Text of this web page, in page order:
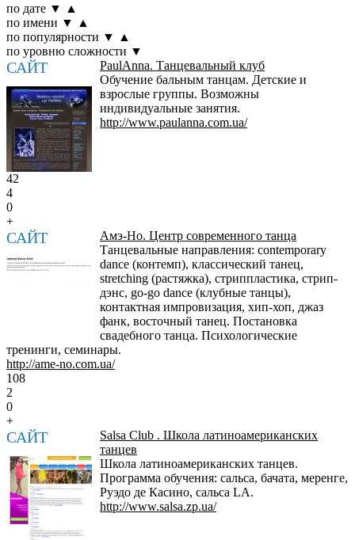
по дате ▼
▲
по имени ▼
▲
по популярности ▼
▲
по уровню сложности ▼
САЙТ
PaulАnna. Танцевальный клуб
Обучение бальным танцам. Детские и
взрослые группы. Возможны
индивидуальные занятия.
http://www.paulanna.com.ua/
42
4
0
+
САЙТ
Амэ-Но. Центр современного танца
Танцевальные направления: contemporary
dance (контемп), классический танец,
stretching (растяжка), стриппластика, стрип-
дэнс, go-go dance (клубные танцы),
контактная импровизация, хип-хоп, джаз
фанк, восточный танец. Постановка
свадебного танца. Психологические
тренинги, семинары.
http://ame-no.com.ua/
108
2
0
+
САЙТ
Salsa Club . Школа латиноамериканских
танцев
Школа латиноамериканских танцев.
Программа обучения: сальса, бачата, меренге,
Руэдо де Касино, сальса LA.
http://www.salsa.zp.ua/